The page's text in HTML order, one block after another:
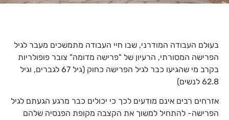
בעולם העבודה המודרני, שבו חיי העבודה מתמשכים מעבר לגיל
הפרישה המסורתי, הרעיון של "פרישה מדומה" צובר פופולריות
בקרב מי שהגיעו כבר לגיל הפרישה כחוק (גיל 67 לגברים, וגיל
62.8 לנשים)
אזרחים רבים אינם מודעים לכך כי יכולים כבר מרגע הגעתם לגיל
הפרישה- להתחיל למשוך את הקצבה מקופת הפנסיה שלהם